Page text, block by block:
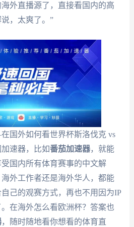
外直播源了，直接看国内的高
，太爽了。”
国外如何看世界杯斯洛伐克 vs
速器，比如番茄加速器，就能
国内所有体育赛事的中文解
外工作者还是海外华人，都能
己的观赛方式，再也不用因为IP
在海外怎么看欧洲杯？答案也
，随时随地看你想看的体育直